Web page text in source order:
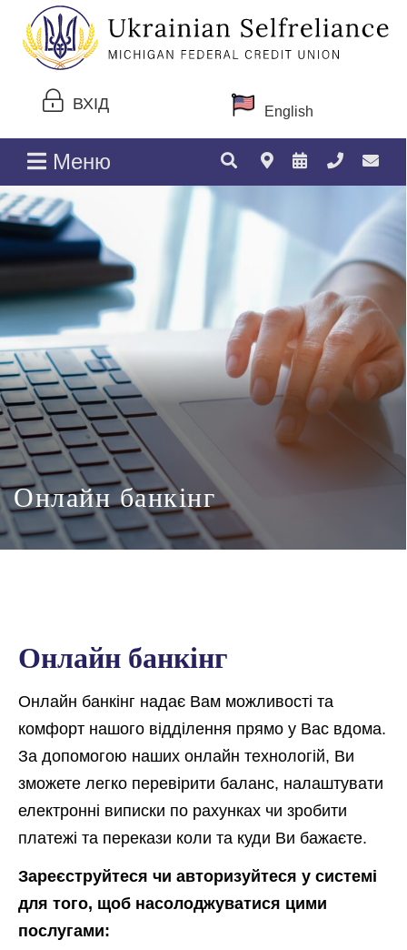
ВХІД English
Меню
Онлайн банкінг
Онлайн банкінг
Онлайн банкінг надає Вам можливості та
комфорт нашого відділення прямо у Вас вдома.
За допомогою наших онлайн технологій, Ви
зможете легко перевірити баланс, налаштувати
електронні виписки по рахунках чи зробити
платежі та перекази коли та куди Ви бажаєте.
Зареєструйтеся чи авторизуйтеся у системі
для того, щоб насолоджуватися цими
послугами: